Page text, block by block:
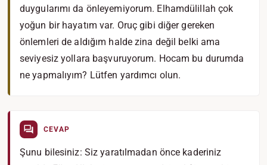
duygularımı da önleyemiyorum. Elhamdülillah çok
yoğun bir hayatım var. Oruç gibi diğer gereken
önlemleri de aldığım halde zina değil belki ama
seviyesiz yollara başvuruyorum. Hocam bu durumda
ne yapmalıyım? Lütfen yardımcı olun.
CEVAP
Şunu bilesiniz: Siz yaratılmadan önce kaderiniz